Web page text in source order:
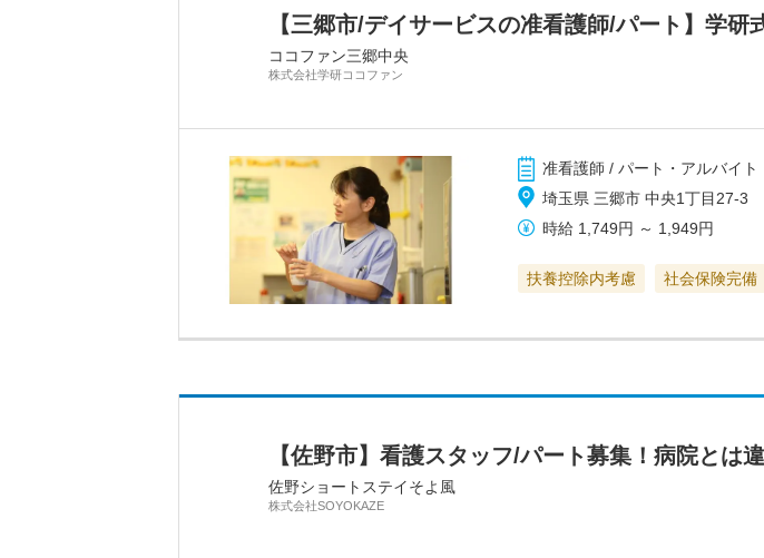
【三郷市/デイサービスの准看護師/パート】学
ココファン三郷中央
株式会社学研ココファン
准看護師 / パート・アルバイト
埼玉県 三郷市 中央1丁目27-3
時給 1,749円 ～ 1,949円
扶養控除内考慮 社会保険完備
【佐野市】看護スタッフ/パート募集！病院とは
佐野ショートステイそよ風
株式会社SOYOKAZE